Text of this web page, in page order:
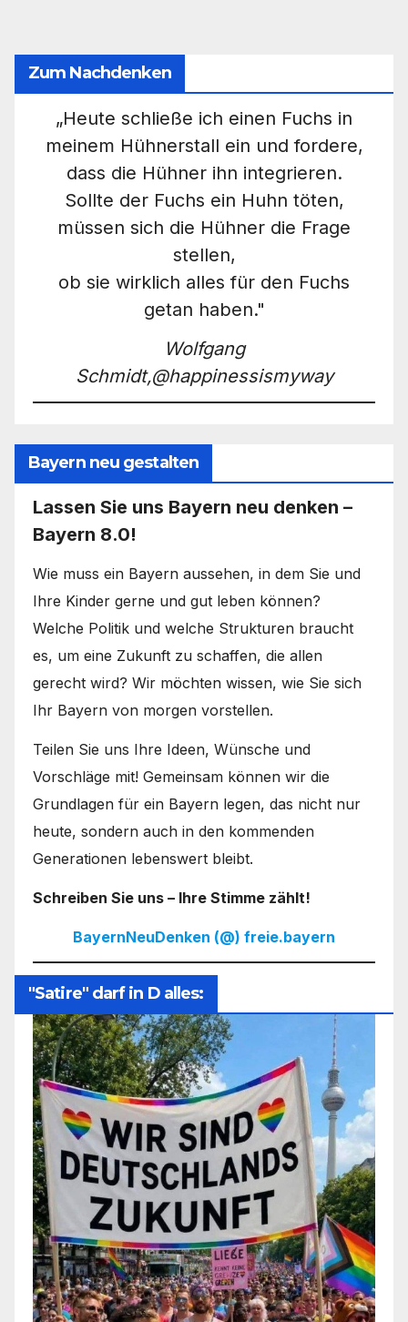
Zum Nachdenken
„Heute schließe ich einen Fuchs in
meinem Hühnerstall ein und fordere,
dass die Hühner ihn integrieren.
Sollte der Fuchs ein Huhn töten,
müssen sich die Hühner die Frage
stellen,
ob sie wirklich alles für den Fuchs
getan haben."
Wolfgang
Schmidt,@happinessismyway
Bayern neu gestalten
Lassen Sie uns Bayern neu denken –
Bayern 8.0!
Wie muss ein Bayern aussehen, in dem Sie und
Ihre Kinder gerne und gut leben können?
Welche Politik und welche Strukturen braucht
es, um eine Zukunft zu schaffen, die allen
gerecht wird? Wir möchten wissen, wie Sie sich
Ihr Bayern von morgen vorstellen.
Teilen Sie uns Ihre Ideen, Wünsche und
Vorschläge mit! Gemeinsam können wir die
Grundlagen für ein Bayern legen, das nicht nur
heute, sondern auch in den kommenden
Generationen lebenswert bleibt.
Schreiben Sie uns – Ihre Stimme zählt!
BayernNeuDenken (@) freie.bayern
"Satire" darf in D alles: